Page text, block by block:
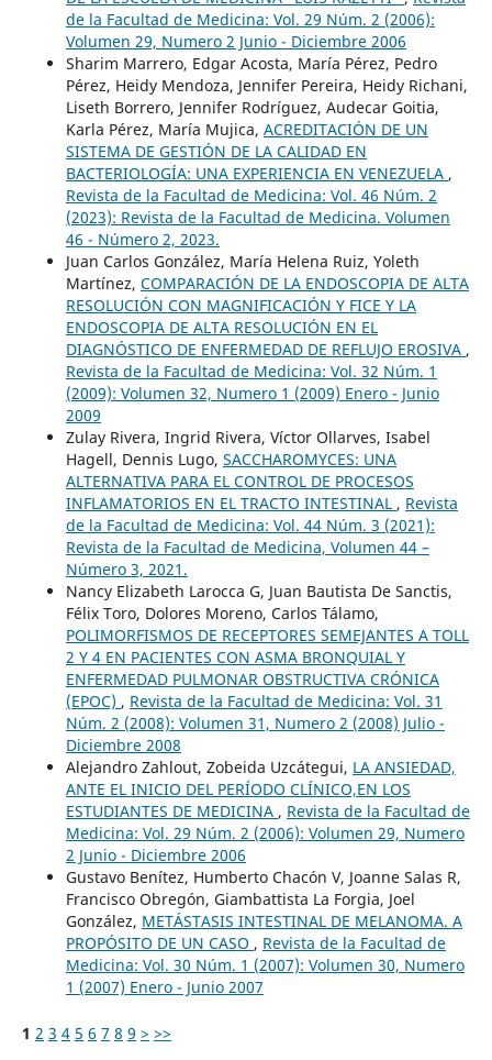
de la Facultad de Medicina: Vol. 29 Núm. 2 (2006):
Volumen 29, Numero 2 Junio - Diciembre 2006
Sharim Marrero, Edgar Acosta, María Pérez, Pedro
Pérez, Heidy Mendoza, Jennifer Pereira, Heidy Richani,
Liseth Borrero, Jennifer Rodríguez, Audecar Goitia,
Karla Pérez, María Mujica, ACREDITACIÓN DE UN
SISTEMA DE GESTIÓN DE LA CALIDAD EN
BACTERIOLOGÍA: UNA EXPERIENCIA EN VENEZUELA ,
Revista de la Facultad de Medicina: Vol. 46 Núm. 2
(2023): Revista de la Facultad de Medicina. Volumen
46 - Número 2, 2023.
Juan Carlos González, María Helena Ruiz, Yoleth
Martínez, COMPARACIÓN DE LA ENDOSCOPIA DE ALTA
RESOLUCIÓN CON MAGNIFICACIÓN Y FICE Y LA
ENDOSCOPIA DE ALTA RESOLUCIÓN EN EL
DIAGNÓSTICO DE ENFERMEDAD DE REFLUJO EROSIVA ,
Revista de la Facultad de Medicina: Vol. 32 Núm. 1
(2009): Volumen 32, Numero 1 (2009) Enero - Junio
2009
Zulay Rivera, Ingrid Rivera, Víctor Ollarves, Isabel
Hagell, Dennis Lugo, SACCHAROMYCES: UNA
ALTERNATIVA PARA EL CONTROL DE PROCESOS
INFLAMATORIOS EN EL TRACTO INTESTINAL , Revista
de la Facultad de Medicina: Vol. 44 Núm. 3 (2021):
Revista de la Facultad de Medicina, Volumen 44 –
Número 3, 2021.
Nancy Elizabeth Larocca G, Juan Bautista De Sanctis,
Félix Toro, Dolores Moreno, Carlos Tálamo,
POLIMORFISMOS DE RECEPTORES SEMEJANTES A TOLL
2 Y 4 EN PACIENTES CON ASMA BRONQUIAL Y
ENFERMEDAD PULMONAR OBSTRUCTIVA CRÓNICA
(EPOC) , Revista de la Facultad de Medicina: Vol. 31
Núm. 2 (2008): Volumen 31, Numero 2 (2008) Julio -
Diciembre 2008
Alejandro Zahlout, Zobeida Uzcátegui, LA ANSIEDAD,
ANTE EL INICIO DEL PERÍODO CLÍNICO,EN LOS
ESTUDIANTES DE MEDICINA , Revista de la Facultad de
Medicina: Vol. 29 Núm. 2 (2006): Volumen 29, Numero
2 Junio - Diciembre 2006
Gustavo Benítez, Humberto Chacón V, Joanne Salas R,
Francisco Obregón, Giambattista La Forgia, Joel
González, METÁSTASIS INTESTINAL DE MELANOMA. A
PROPÓSITO DE UN CASO , Revista de la Facultad de
Medicina: Vol. 30 Núm. 1 (2007): Volumen 30, Numero
1 (2007) Enero - Junio 2007
1 2 3 4 5 6 7 8 9 > >>